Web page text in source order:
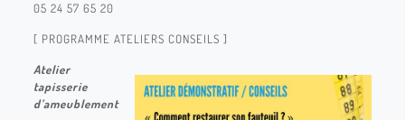
05 24 57 65 20
[ PROGRAMME ATELIERS CONSEILS ]
Atelier
tapisserie
d’ameublement